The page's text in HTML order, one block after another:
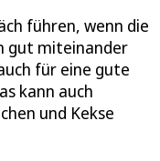
führen, wenn die
gut miteinander
für eine gute
kann auch
und Kekse